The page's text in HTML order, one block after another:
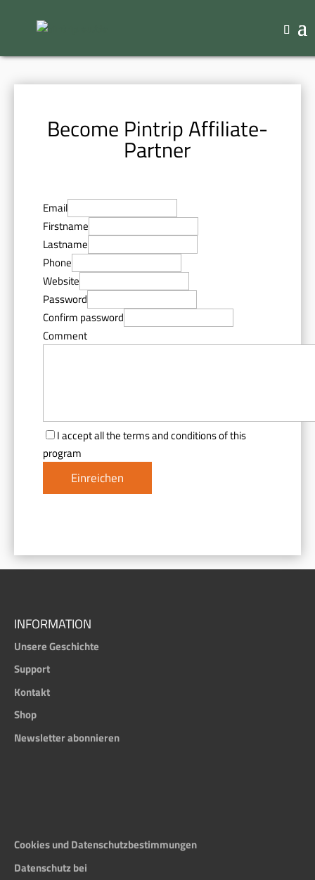
Become Pintrip Affiliate-
Partner
Email
Firstname
Lastname
Phone
Website
Password
Confirm password
Comment
I accept all the terms and conditions of this
program
INFORMATION
Unsere Geschichte
Support
Kontakt
Shop
Newsletter abonnieren
Cookies und Datenschutzbestimmungen
Datenschutz bei